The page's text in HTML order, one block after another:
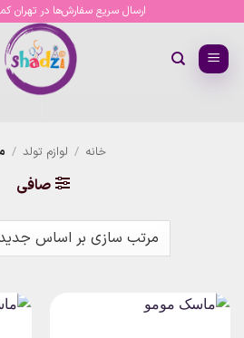
content
ارسال سریع سفارش‌ها در تهران
خانه / لوازم تولد /
صافی